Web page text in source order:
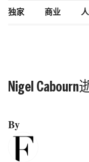
独家 商业
Nigel
By